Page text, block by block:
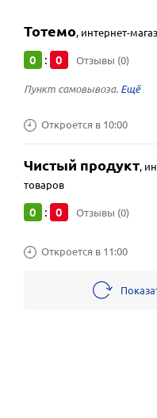
Тотемо, интернет-
0 : 0 Отзывы (0)
Пункт самовывоза.
Откроется в 10:00
Чистый продукт,
товаров
0 : 0 Отзывы (0)
Откроется в 11:00